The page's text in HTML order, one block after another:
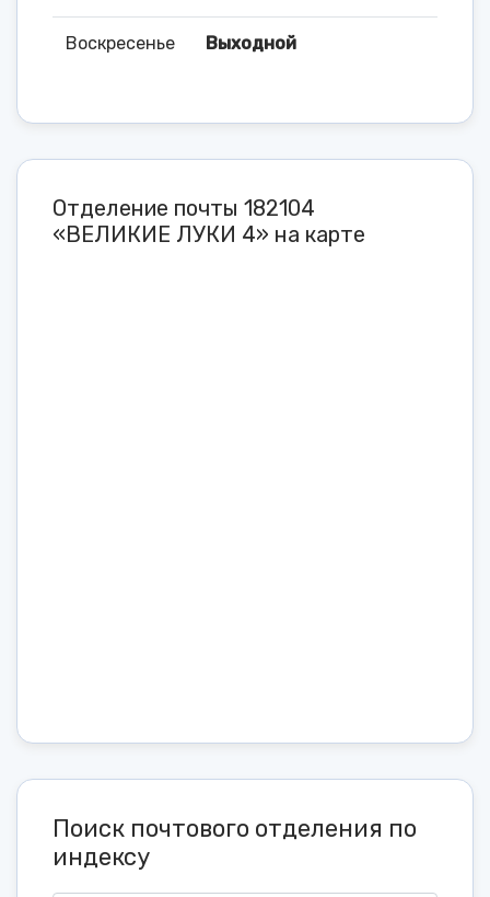
Воскресенье Выходной
Отделение почты 182104
«ВЕЛИКИЕ ЛУКИ 4» на карте
Поиск почтового отделения по
индексу